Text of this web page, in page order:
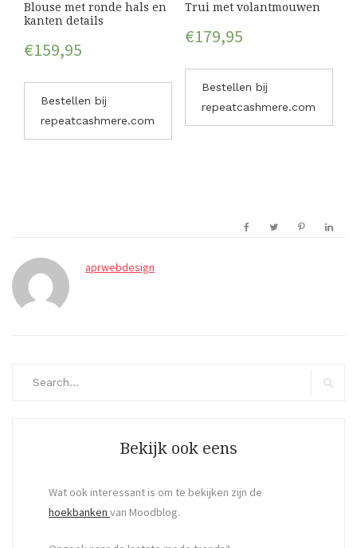
Blouse met ronde hals en
kanten details
€159,95
Bestellen bij
repeatcashmere.com
Trui met volantmouwen
€179,95
Bestellen bij
repeatcashmere.com
aprwebdesign
Bekijk ook eens
Wat ook interessant is om te bekijken zijn de
hoekbanken van Moodblog.